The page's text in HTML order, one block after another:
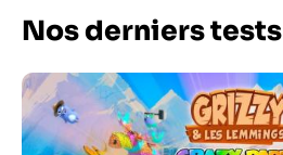
Nos derniers tests